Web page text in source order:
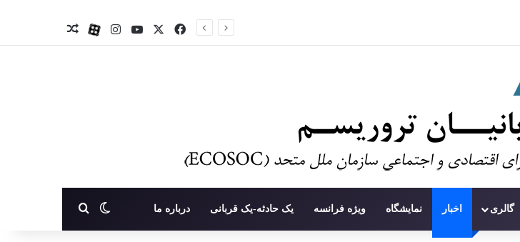
فیس بوکیوتیوباینستاگرام
آپاراتنوشته تصادفی
گالری اخبار نمایشگاه ویژه فرانسه یک حادثه-یک قربانی درباره ما تغییر پوسته
جستجو برای